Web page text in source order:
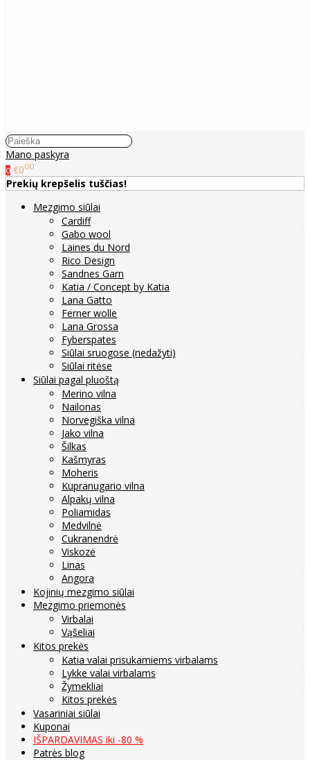
Mano paskyra
0 €000
Prekių krepšelis tuščias!
Mezgimo siūlai
Cardiff
Gabo wool
Laines du Nord
Rico Design
Sandnes Garn
Katia / Concept by Katia
Lana Gatto
Ferner wolle
Lana Grossa
Fyberspates
Siūlai sruogose (nedažyti)
Siūlai ritėse
Siūlai pagal pluoštą
Merino vilna
Nailonas
Norvegiška vilna
Jako vilna
Šilkas
Kašmyras
Moheris
Kupranugario vilna
Alpakų vilna
Poliamidas
Medvilnė
Cukranendrė
Viskozė
Linas
Angora
Kojinių mezgimo siūlai
Mezgimo priemonės
Virbalai
Vąšeliai
Kitos prekės
Katia valai prisukamiems virbalams
Lykke valai virbalams
Žymekliai
Kitos prekės
Vasariniai siūlai
Kuponai
IŠPARDAVIMAS iki -80 %
Patrės blog